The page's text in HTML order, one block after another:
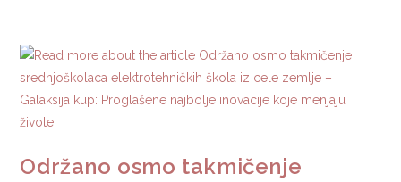
Održano osmo takmičenje